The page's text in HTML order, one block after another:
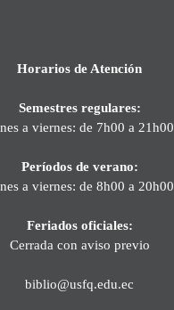
Horarios de Atención
Semestres regulares:
a viernes: de 7h00 a 21h00
Períodos de verano:
a viernes: de 8h00 a 20h00
Feriados oficiales:
Cerrada con aviso previo
biblio@usfq.edu.ec